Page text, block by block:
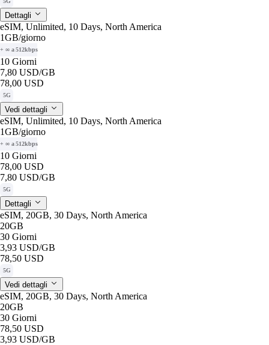
Dettagli
eSIM, Unlimited, 10 Days, North America
1GB/giorno
+ ∞ a 512kbps
10 Giorni
7,80 USD/GB
78,00 USD
5G
Vedi dettagli
eSIM, Unlimited, 10 Days, North America
1GB/giorno
+ ∞ a 512kbps
10 Giorni
78,00 USD
7,80 USD/GB
5G
Dettagli
eSIM, 20GB, 30 Days, North America
20GB
30 Giorni
3,93 USD/GB
78,50 USD
5G
Vedi dettagli
eSIM, 20GB, 30 Days, North America
20GB
30 Giorni
78,50 USD
3,93 USD/GB